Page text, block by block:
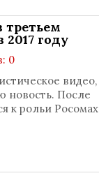
году
0
видео,
новость. После
к рольи